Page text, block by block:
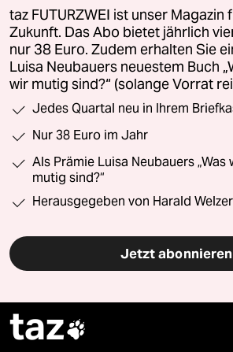
taz FUTURZWEI ist unser Magazin
Zukunft. Das Abo bietet jährlich
nur 38 Euro. Zudem erhalten Sie
Luisa Neubauers neuestem Buch
wir mutig sind?“ (solange Vorrat
Jedes Quartal neu in Ihrem
Nur 38 Euro im Jahr
Als Prämie Luisa Neubauers „Was
mutig sind?“
Herausgegeben von Harald Welzer
Jetzt abonnieren
taz